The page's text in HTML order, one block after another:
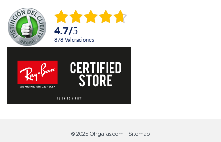
4.7/5
878 Valoraciones
© 2025 Ohgafas.com | Sitemap